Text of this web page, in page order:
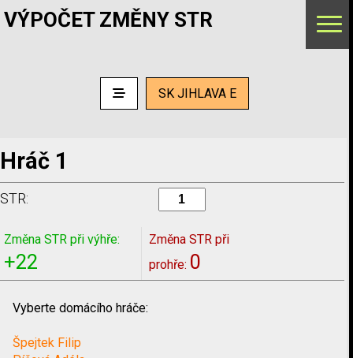
VÝPOČET ZMĚNY STR
SK JIHLAVA E
Hráč 1
STR:
Změna STR při výhře:
+22
Změna STR při
prohře: 0
Vyberte domácího hráče:
Špejtek Filip